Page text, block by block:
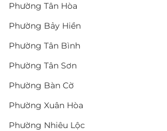
Phường Tân Hòa
Phường Bảy Hiền
Phường Tân Bình
Phường Tân Sơn
Phường Bàn Cờ
Phường Xuân Hòa
Phường Nhiêu Lộc